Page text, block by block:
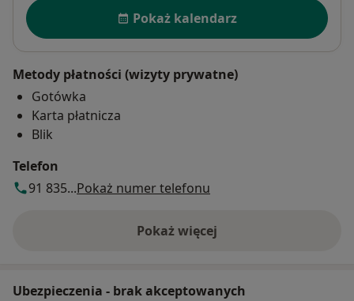
dostosowaniem preparatów leczniczych i
kosmetycznych, odpowiednio do stanu skóry, wieku
pacjenta oraz chorób towarzyszących.
Dostępność
Pokaż kalendarz
Metody płatności (wizyty prywatne)
Gotówka
Karta płatnicza
Blik
Telefon
91 835...Pokaż numer telefonu
Pokaż więcej
o adresie
Ubezpieczenia - brak akceptowanych